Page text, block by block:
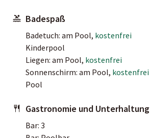
Badespaß
Badetuch: am Pool, kostenfrei
Kinderpool
Liegen: am Pool, kostenfrei
Sonnenschirm: am Pool, kostenfrei
Pool
Gastronomie und Unterhaltung
Bar: 3